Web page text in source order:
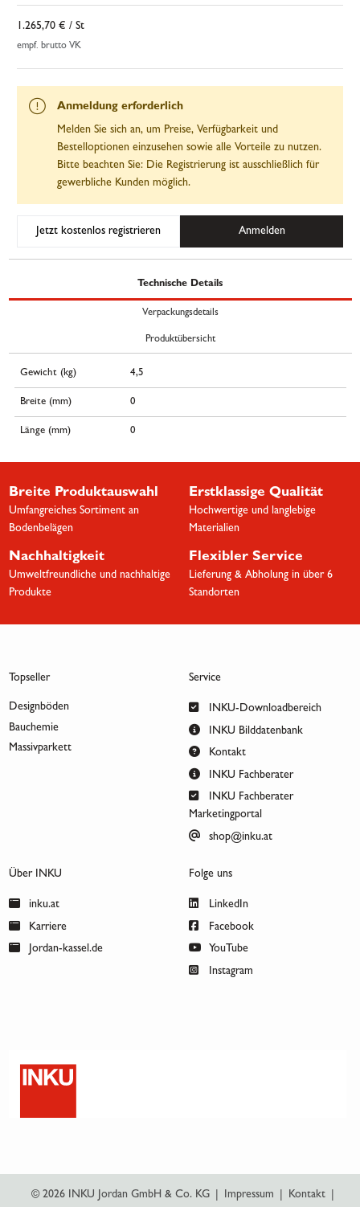
1.265,70 € / St
empf. brutto VK
Anmeldung erforderlich
Melden Sie sich an, um Preise, Verfügbarkeit und
Bestelloptionen einzusehen sowie alle Vorteile zu nutzen.
Bitte beachten Sie: Die Registrierung ist ausschließlich für
gewerbliche Kunden möglich.
Jetzt kostenlos registrieren Anmelden
Technische Details
Verpackungsdetails
Produktübersicht
Gewicht (kg) 4,5
Breite (mm) 0
Länge (mm) 0
Breite Produktauswahl
Umfangreiches Sortiment an
Bodenbelägen
Erstklassige Qualität
Hochwertige und langlebige
Materialien
Nachhaltigkeit
Umweltfreundliche und nachhaltige
Produkte
Flexibler Service
Lieferung & Abholung in über 6
Standorten
Topseller
Designböden
Bauchemie
Massivparkett
Service
INKU-Downloadbereich
INKU Bilddatenbank
Kontakt
INKU Fachberater
INKU Fachberater
Marketingportal
shop@inku.at
Über INKU
inku.at
Karriere
Jordan-kassel.de
Folge uns
LinkedIn
Facebook
YouTube
Instagram
© 2026 INKU Jordan GmbH & Co. KG Impressum Kontakt